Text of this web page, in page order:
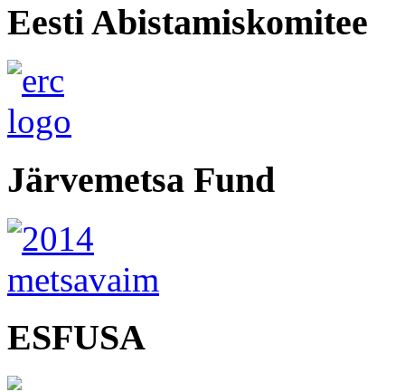
Eesti Abistamiskomitee
Järvemetsa Fund
ESFUSA